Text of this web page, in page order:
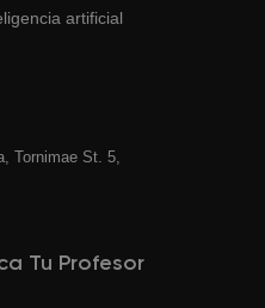
artificial
Tornimаe St. 5,
Tu Profesor